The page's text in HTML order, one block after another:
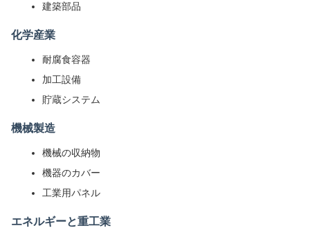
建築部品
化学産業
耐腐食容器
加工設備
貯蔵システム
機械製造
機械の収納物
機器のカバー
工業用パネル
エネルギーと重工業